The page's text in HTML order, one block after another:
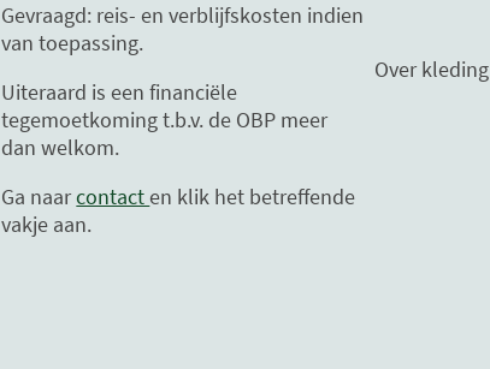
Gevraagd: reis- en verblijfskosten indien
van toepassing.
Uiteraard is een financiële
tegemoetkoming t.b.v. de OBP meer
dan welkom.
Ga naarcontacten klik het betreffende
vakje aan.
Over